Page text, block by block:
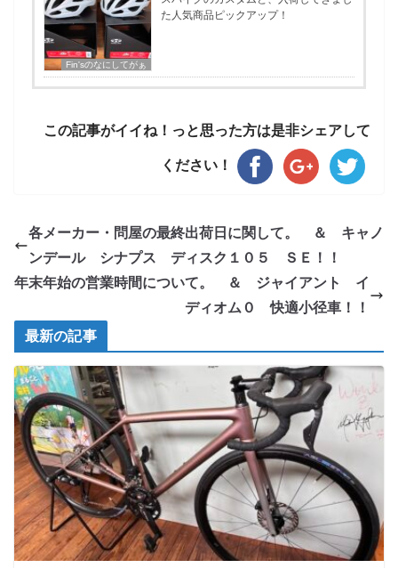
Fin'sのなにしてがぁ
た人気商品ピックアップ！
この記事がイイね！っと思った方は是非シェアして
ください！
各メーカー・問屋の最終出荷日に関して。 ＆ キャノ
ンデール シナプス ディスク１０５ ＳＥ！！
年末年始の営業時間について。 ＆ ジャイアント イ
ディオム０ 快適小径車！！
最新の記事